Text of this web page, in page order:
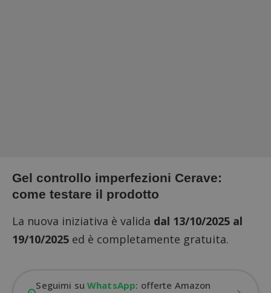
Gel controllo imperfezioni Cerave:
come testare il prodotto
La nuova iniziativa è valida dal 13/10/2025 al
19/10/2025 ed è completamente gratuita.
Seguimi suWhatsApp: offerte Amazon